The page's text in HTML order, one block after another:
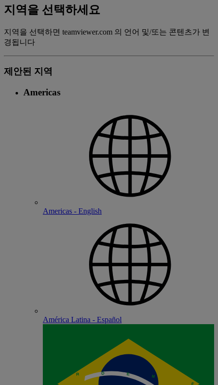
지역을 선택하세요
지역을 선택하면 teamviewer.com 의 언어 및/또는 콘텐츠가 변
경됩니다
제안된 지역
Americas
Americas - English
América Latina - Español